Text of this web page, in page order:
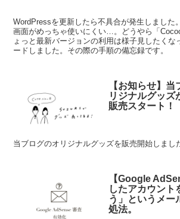
WordPressを更新したら不具合が発生しました
画面がめっちゃ使いにくい…。どうやら「
ょっと最新バージョンの利用は様子見したくな
ードしました。その際の手順の備忘録です。
【お知らせ】
リジナルグッズ
販売スタート！
当ブログのオリジナルグッズを販売開始しまし
【Google
したアカウント
う」というメー
処法。